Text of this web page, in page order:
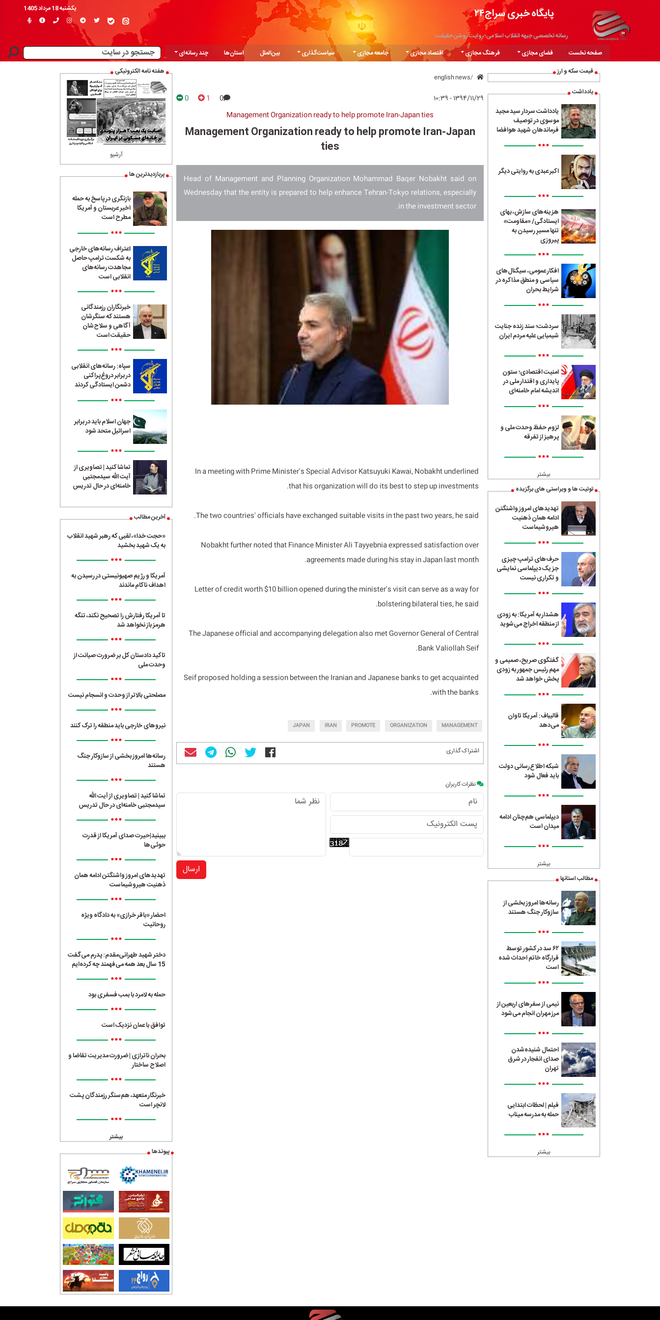
پایگاه خبری سراج۲۴
رسانه تخصصی جبهه انقلاب اسلامی؛ روایت روشن حقیقت
یکشنبه 18 مرداد 1405
صفحه نخست فضای مجازی فرهنگ مجازی اقتصاد مجازی جامعه مجازی سیاست‌گذاری بین‌الملل استان‌ها
چند رسانه‌ای
قیمت سکه و ارز
یادداشت
یادداشت سردار سید مجید
موسوی در توصیف
فرماندهان شهید هوافضا
•••
اکبر عبدی به روایتی دیگر
•••
هزینه‌های سازش، بهای
ایستادگی/ «مقاومت»
تنها مسیرِ رسیدن به
پیروزی
•••
افکار عمومی، سیگنال‌های
سیاسی و منطق مذاکره در
شرایط بحران
•••
سردشت؛ سند زنده جنایت
شیمیایی علیه مردم ایران
•••
امنیت اقتصادی؛ ستون
پایداری و اقتدار ملی در
اندیشه امام خامنه‌ای
•••
لزوم حفظ وحدت ملی و
پرهیز از تفرقه
•••
بیشتر
توئیت ها و ویراستی های برگزیده
تهدیدهای امروز واشنگتن
ادامه همان ذهنیت
هیروشیماست
•••
حرف‌های ترامپ چیزی
جز یک دیپلماسی نمایشی
و تکراری نیست
•••
هشدار به آمریکا: به زودی
از منطقه اخراج می‌شوید
•••
گفتگوی صریح، صمیمی و
مهم رئیس جمهور به زودی
پخش خواهد شد
•••
قالیباف: آمریکا تاوان
می‌دهد
•••
شبکه اطلاع‌رسانی دولت
باید فعال شود
•••
دیپلماسی هم‌چنان ادامه
میدان است
•••
بیشتر
مطالب استانها
رسانه‌ها امروز بخشی از
سازوکار جنگ هستند
•••
۶۲ سد در کشور توسط
قرارگاه خاتم احداث شده
است
•••
نیمی از سفرهای اربعین از
مرز مهران انجام می‌شود
•••
احتمال شنیده‌شدن
صدای انفجار در شرق
تهران
•••
فیلم | لحظات ابتدایی
حمله به مدرسه میناب
•••
بیشتر
english news
۱۳۹۴/۱۱/۲۹ - ۱۰:۳۹ 0
1
0
Management Organization ready to help promote Iran-Japan ties
Management Organization ready to help promote Iran-Japan
ties
Head of Management and Planning Organization Mohammad Baqer Nobakht said on
Wednesday that the entity is prepared to help enhance Tehran-Tokyo relations, especially
in the investment sector.
In a meeting with Prime Minister's Special Advisor Katsuyuki Kawai, Nobakht underlined
that his organization will do its best to step up investments.
The two countries' officials have exchanged suitable visits in the past two years, he said.
Nobakht further noted that Finance Minister Ali Tayyebnia expressed satisfaction over
agreements made during his stay in Japan last month.
Letter of credit worth $10 billion opened during the minister's visit can serve as a way for
bolstering bilateral ties, he said.
The Japanese official and accompanying delegation also met Governor General of Central
Bank Valiollah Seif.
Seif proposed holding a session between the Iranian and Japanese banks to get acquainted
with the banks.
MANAGEMENT
ORGANIZATION
PROMOTE
IRAN
JAPAN
اشتراک گذاری
نظرات کاربران
ارسال
هفته نامه الکترونیکی
آرشیو
پربازدیدترین ها
بازنگری در پاسخ به حمله
اخیر عربستان و آمریکا
مطرح است
•••
اعتراف رسانه‌های خارجی
به شکست ترامپ حاصل
مجاهدت رسانه‌های
انقلابی است
•••
خبرنگاران رزمندگانی
هستند که سنگرشان
آگاهی و سلاح‌شان
حقیقت است
•••
سپاه: رسانه‌های انقلابی
در برابر دروغ‌پراکنی
دشمن ایستادگی کردند
•••
جهان اسلام باید در برابر
اسرائیل متحد شود
•••
تماشا کنید | تصاویری از
آیت الله سیدمجتبی
خامنه‌ای در حال تدریس
آخرین مطالب
«حجت خدا»، لقبی که رهبر شهید انقلاب
به یک شهید بخشید
•••
آمریکا و رژیم صهیونیستی در رسیدن به
اهداف ناکام ماندند
•••
تا آمریکا رفتارش را تصحیح نکند، تنگه
هرمز باز نخواهد شد
•••
تاکید دادستان کل بر ضرورت صیانت از
وحدت ملی
•••
مصلحتی بالاتر از وحدت و انسجام نیست
•••
نیروهای خارجی باید منطقه را ترک کنند
•••
رسانه‌ها امروز بخشی از سازوکار جنگ
هستند
•••
تماشا کنید | تصاویری از آیت الله
سیدمجتبی خامنه‌ای در حال تدریس
•••
ببینید|حیرت صدای آمریکا از قدرت
حوثی‌ها
•••
تهدیدهای امروز واشنگتن ادامه همان
ذهنیت هیروشیماست
•••
احضار «باقر خرازی» به دادگاه ویژه
روحانیت
•••
دختر شهید طهرانی‌مقدم: پدرم می‌گفت
15 سال بعد همه می‌فهمند چه کرده‌ایم
•••
حمله به لامرد با بمب فسفری بود
•••
توافق با عمان نزدیک است
•••
بحران ناترازی | ضرورت مدیریت تقاضا و
اصلاح ساختار
•••
خبرنگار متعهد، هم‌سنگر رزمندگان پشت
لانچر است
•••
بیشتر
پیوندها